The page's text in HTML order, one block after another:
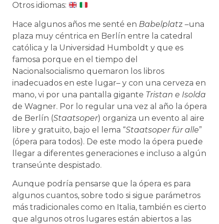
Otros idiomas:
Hace algunos años me senté en Babelplatz –una
plaza muy céntrica en Berlín entre la catedral
católica y la Universidad Humboldt y que es
famosa porque en el tiempo del
Nacionalsocialismo quemaron los libros
inadecuados en este lugar– y con una cerveza en
mano, vi por una pantalla gigante Tristan e Isolda
de Wagner. Por lo regular una vez al año la ópera
de Berlín (Staatsoper) organiza un evento al aire
libre y gratuito, bajo el lema “Staatsoper für alle”
(ópera para todos). De este modo la ópera puede
llegar a diferentes generaciones e incluso a algún
transeúnte despistado.
Aunque podría pensarse que la ópera es para
algunos cuantos, sobre todo si sigue parámetros
más tradicionales como en Italia, también es cierto
que algunos otros lugares están abiertos a las